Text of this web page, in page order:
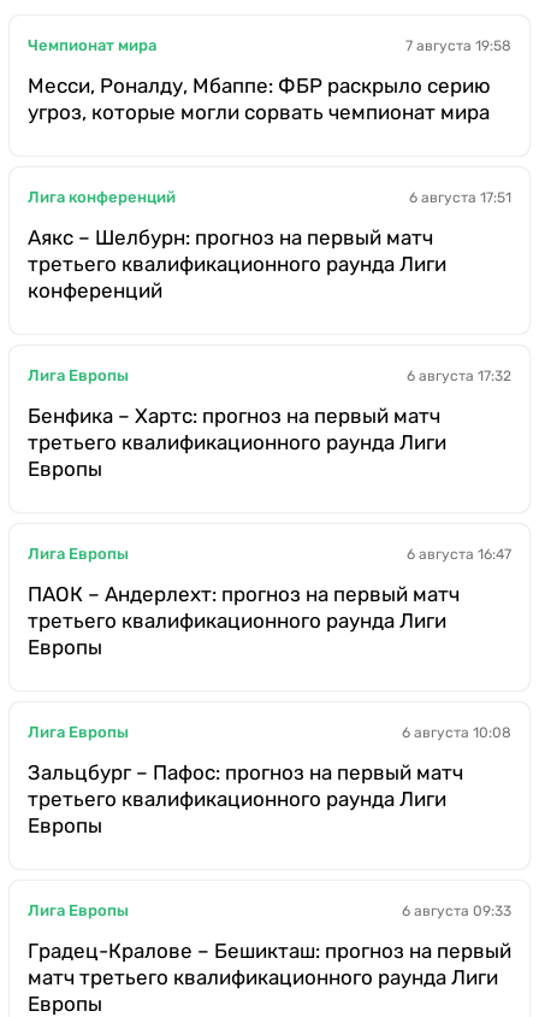
Чемпионат мира 7 августа 19:58
Месси, Роналду, Мбаппе: ФБР раскрыло серию
угроз, которые могли сорвать чемпионат мира
Лига конференций 6 августа 17:51
Аякс – Шелбурн: прогноз на первый матч
третьего квалификационного раунда Лиги
конференций
Лига Европы 6 августа 17:32
Бенфика – Хартс: прогноз на первый матч
третьего квалификационного раунда Лиги
Европы
Лига Европы 6 августа 16:47
ПАОК – Андерлехт: прогноз на первый матч
третьего квалификационного раунда Лиги
Европы
Лига Европы 6 августа 10:08
Зальцбург – Пафос: прогноз на первый матч
третьего квалификационного раунда Лиги
Европы
Лига Европы 6 августа 09:33
Градец-Кралове – Бешикташ: прогноз на первый
матч третьего квалификационного раунда Лиги
Европы